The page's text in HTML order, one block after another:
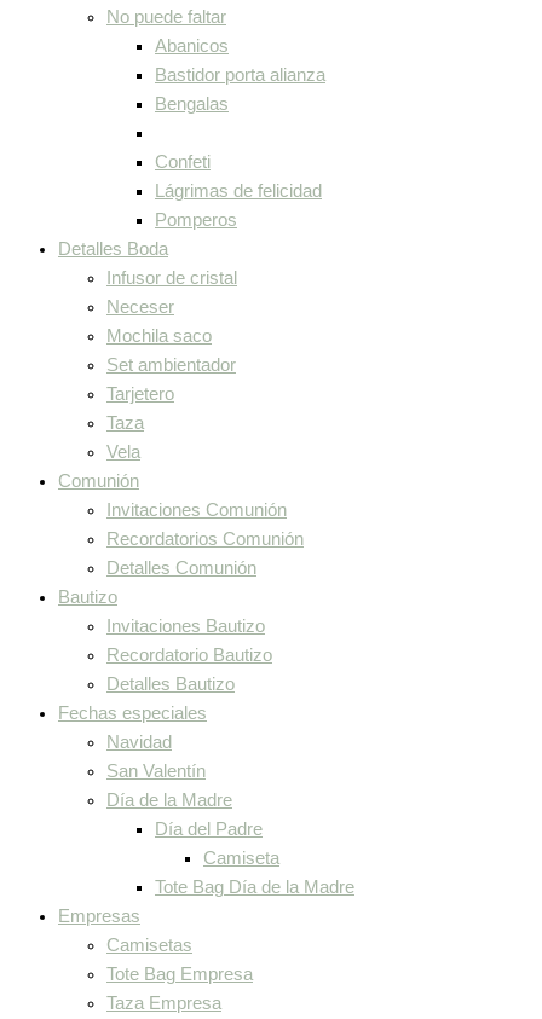
No puede faltar
Abanicos
Bastidor porta alianza
Bengalas
Confeti
Lágrimas de felicidad
Pomperos
Detalles Boda
Infusor de cristal
Neceser
Mochila saco
Set ambientador
Tarjetero
Taza
Vela
Comunión
Invitaciones Comunión
Recordatorios Comunión
Detalles Comunión
Bautizo
Invitaciones Bautizo
Recordatorio Bautizo
Detalles Bautizo
Fechas especiales
Navidad
San Valentín
Día de la Madre
Día del Padre
Camiseta
Tote Bag Día de la Madre
Empresas
Camisetas
Tote Bag Empresa
Taza Empresa